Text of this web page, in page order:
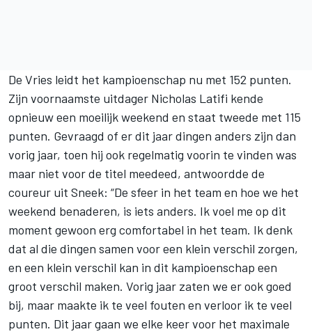
De Vries leidt het kampioenschap nu met 152 punten.
Zijn voornaamste uitdager Nicholas Latifi kende
opnieuw een moeilijk weekend en staat tweede met 115
punten. Gevraagd of er dit jaar dingen anders zijn dan
vorig jaar, toen hij ook regelmatig voorin te vinden was
maar niet voor de titel meedeed, antwoordde de
coureur uit Sneek: “De sfeer in het team en hoe we het
weekend benaderen, is iets anders. Ik voel me op dit
moment gewoon erg comfortabel in het team. Ik denk
dat al die dingen samen voor een klein verschil zorgen,
en een klein verschil kan in dit kampioenschap een
groot verschil maken. Vorig jaar zaten we er ook goed
bij, maar maakte ik te veel fouten en verloor ik te veel
punten. Dit jaar gaan we elke keer voor het maximale